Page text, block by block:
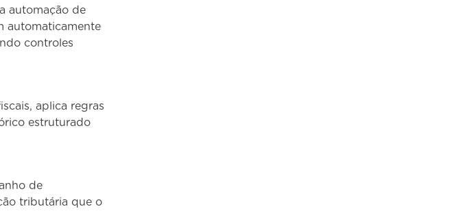
automação de
automaticamente
controles
aplica regras
estruturado
de
tributária que o